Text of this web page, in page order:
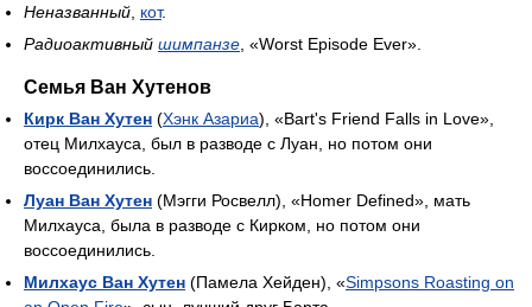
Неназванный кот.
Радиоактивный шимпанзе , «Worst Episode Ever».
Семья Ван Хутенов
Кирк Ван Хутен (Хэнк Азариа), «Bart's Friend Falls in Love»,
отец Милхауса, был в разводе с Луан, но потом они
воссоединились.
Луан Ван Хутен (Мэгги Росвелл), «Homer Defined», мать
Милхауса, была в разводе с Кирком, но потом они
воссоединились.
Милхаус Ван Хутен (Памела Хейден), «Simpsons Roasting on